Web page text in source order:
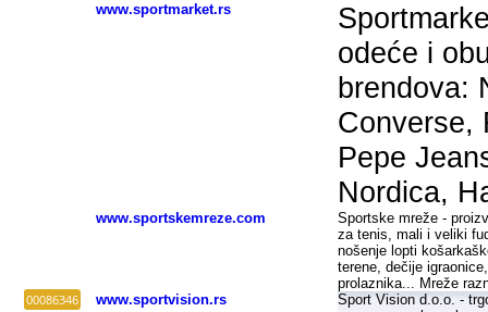
www.sportmarket.rs
odeće i
brendova:
Converse,
Pepe
Nordica,
www.sportskemreze.com Sportske mreže -
za tenis, mali i veliki
nošenje lopti
terene, dečije
prolaznika... Mreže
00086346
www.sportvision.rs
Sport Vision d.o.o. -